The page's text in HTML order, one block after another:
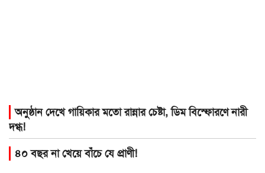
অনুষ্ঠান দেখে গায়িকার মতো রান্নার চেষ্টা, ডিম বিস্ফোরণে নারী
দগ্ধ!
৪০ বছর না খেয়ে বাঁচে যে প্রাণী!